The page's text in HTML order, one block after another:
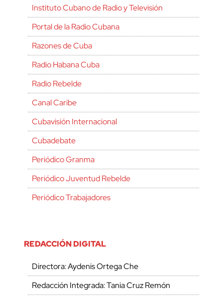
Instituto Cubano de Radio y Televisión
Portal de la Radio Cubana
Razones de Cuba
Radio Habana Cuba
Radio Rebelde
Canal Caribe
Cubavisión Internacional
Cubadebate
Periódico Granma
Periódico Juventud Rebelde
Periódico Trabajadores
REDACCIÓN DIGITAL
Directora: Aydenis Ortega Che
Redacción Integrada: Tania Cruz Remón